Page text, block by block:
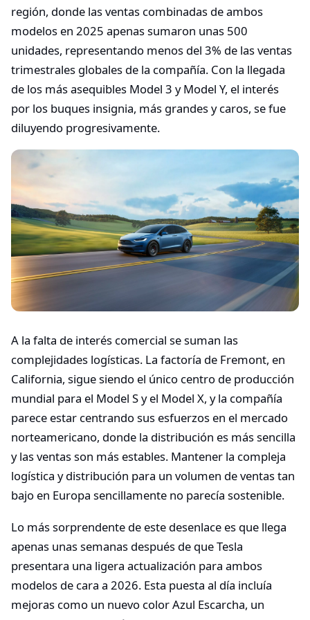
región, donde las ventas combinadas de ambos
modelos en 2025 apenas sumaron unas 500
unidades, representando menos del 3% de las ventas
trimestrales globales de la compañía. Con la llegada
de los más asequibles Model 3 y Model Y, el interés
por los buques insignia, más grandes y caros, se fue
diluyendo progresivamente.
A la falta de interés comercial se suman las
complejidades logísticas. La factoría de Fremont, en
California, sigue siendo el único centro de producción
mundial para el Model S y el Model X, y la compañía
parece estar centrando sus esfuerzos en el mercado
norteamericano, donde la distribución es más sencilla
y las ventas son más estables. Mantener la compleja
logística y distribución para un volumen de ventas tan
bajo en Europa sencillamente no parecía sostenible.
Lo más sorprendente de este desenlace es que llega
apenas unas semanas después de que Tesla
presentara una ligera actualización para ambos
modelos de cara a 2026. Esta puesta al día incluía
mejoras como un nuevo color Azul Escarcha, un